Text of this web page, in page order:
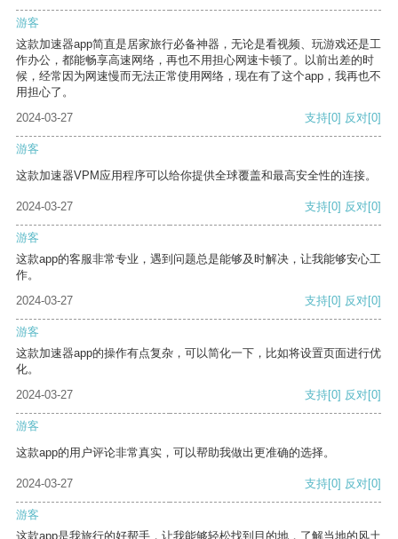
游客
这款加速器app简直是居家旅行必备神器，无论是看视频、玩游戏还是工
作办公，都能畅享高速网络，再也不用担心网速卡顿了。以前出差的时
候，经常因为网速慢而无法正常使用网络，现在有了这个app，我再也不
用担心了。
2024-03-27
支持[0] 反对[0]
游客
这款加速器VPM应用程序可以给你提供全球覆盖和最高安全性的连接。
2024-03-27 支持[0] 反对[0]
游客
这款app的客服非常专业，遇到问题总是能够及时解决，让我能够安心工
作。
2024-03-27
支持[0] 反对[0]
游客
这款加速器app的操作有点复杂，可以简化一下，比如将设置页面进行优
化。
2024-03-27
支持[0] 反对[0]
游客
这款app的用户评论非常真实，可以帮助我做出更准确的选择。
2024-03-27 支持[0] 反对[0]
游客
这款app是我旅行的好帮手，让我能够轻松找到目的地，了解当地的风土